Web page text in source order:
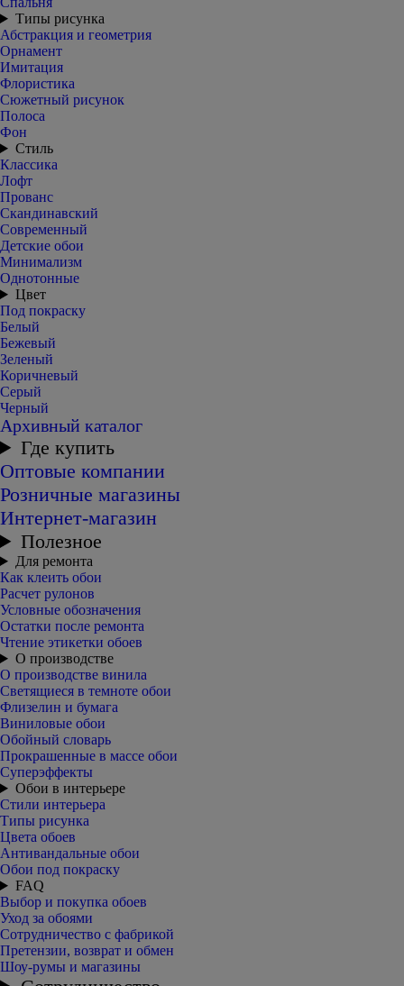
Типы рисунка
Абстракция и геометрия
Орнамент
Имитация
Флористика
Сюжетный рисунок
Полоса
Фон
Стиль
Классика
Лофт
Прованс
Скандинавский
Современный
Детские обои
Минимализм
Однотонные
Цвет
Под покраску
Белый
Бежевый
Зеленый
Коричневый
Серый
Черный
Архивный каталог
Где купить
Оптовые компании
Розничные магазины
Интернет-магазин
Полезное
Для ремонта
Как клеить обои
Расчет рулонов
Условные обозначения
Остатки после ремонта
Чтение этикетки обоев
О производстве
О производстве винила
Светящиеся в темноте обои
Флизелин и бумага
Виниловые обои
Обойный словарь
Прокрашенные в массе обои
Суперэффекты
Обои в интерьере
Стили интерьера
Типы рисунка
Цвета обоев
Антивандальные обои
Обои под покраску
FAQ
Выбор и покупка обоев
Уход за обоями
Сотрудничество с фабрикой
Претензии, возврат и обмен
Шоу-румы и магазины